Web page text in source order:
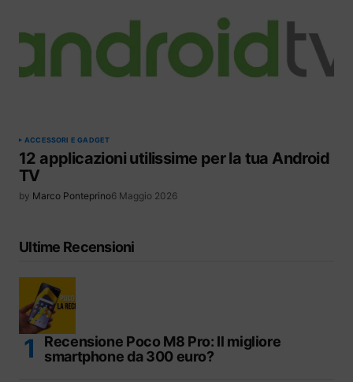
ACCESSORI E GADGET
12 applicazioni utilissime per la tua Android
TV
by Marco Ponteprino6 Maggio 2026
Ultime Recensioni
Recensione Poco M8 Pro: Il migliore
smartphone da 300 euro?